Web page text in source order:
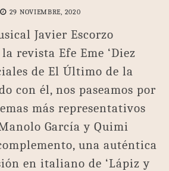
29 NOVIEMBRE, 2020
Javier Escorzo
revista Efe Eme ‘Diez
de El Último de la
con él, nos paseamos por
más representativos
García y Quimi
una auténtica
en italiano de ‘Lápiz y